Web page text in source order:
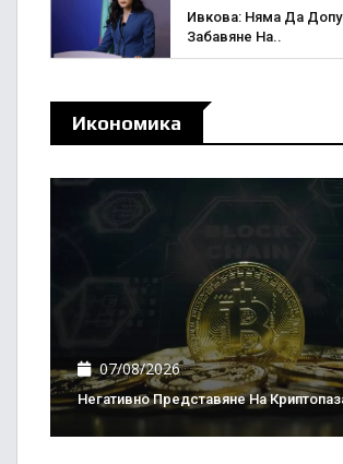
Ивкова: Няма Да
Забавяне На..
Икономика
07/08/2026
Негативно Представяне На